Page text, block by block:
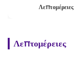
Λεπτομέρειες
Λεπτομέρειες